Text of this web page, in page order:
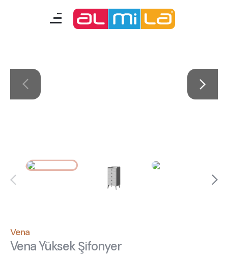
çocuk/bebek odası
Almila Blog
Almila Kariyer
Hakkımızda
Kurulum & Teslimat
İnsan Kaynakları
Vena
Vena Yüksek Şifonyer